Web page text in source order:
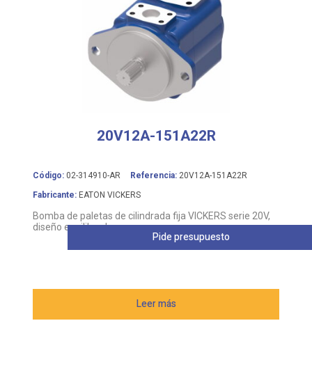
20V12A-151A22R
Código: 02-314910-AR Referencia: 20V12A-151A22R
Fabricante: EATON VICKERS
Bomba de paletas de cilindrada fija VICKERS serie 20V,
diseño equilibrado
Leer más
Pide presupuesto